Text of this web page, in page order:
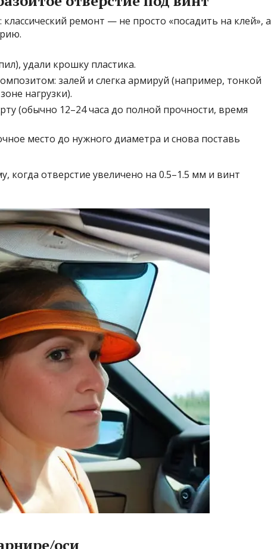
ремонт — не просто «посадить на клей», а
удали крошку пластика.
залей и слегка армируй (например, тонкой
нагрузки).
(обычно 12–24 часа до полной прочности, время
место до нужного диаметра и снова поставь
когда отверстие увеличено на 0.5–1.5 мм и винт
оси